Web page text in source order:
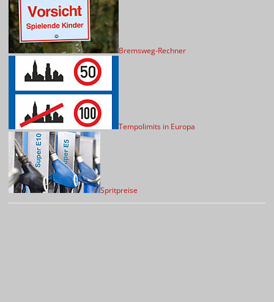
Bremsweg-Rechner
Tempolimits in Europa
Spritpreise